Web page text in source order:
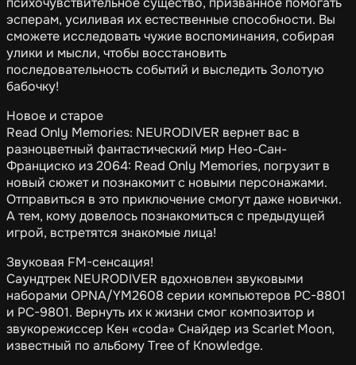
эсперам, усиливая их естественные способности. Вы
сможете исследовать чужие воспоминания, собирая
улики и мысли, чтобы восстановить
последовательность событий и выследить Золотую
бабочку!
Новое и старое
Read Only Memories: NEURODIVER вернет вас в
разноцветный фантастический мир Нео-Сан-
Франциско из 2064: Read Only Memories, погрузит в
новый сюжет и познакомит с новыми персонажами.
Отправиться в это приключение смогут даже новички.
А тем, кому довелось познакомиться с предыдущей
игрой, встретятся знакомые лица!
Звуковая FM-сенсация!
Саундтрек NEURODIVER вдохновлен звуковыми
наборами OPNA/YM2608 серии компьютеров PC-8801
и PC-9801. Вернуть их к жизни смог композитор и
звукорежиссер Кен «coda» Снайдер из Scarlet Moon,
известный по альбому Tree of Knowledge.